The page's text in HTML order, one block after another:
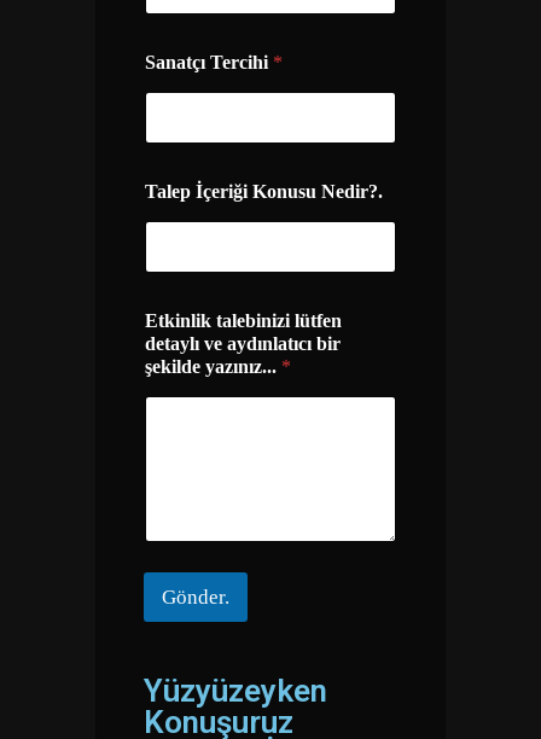
Sanatçı Tercihi *
Talep İçeriği Konusu Nedir?.
Etkinlik talebinizi lütfen
detaylı ve aydınlatıcı bir
şekilde yazınız... *
Gönder.
Yüzyüzeyken
Konuşuruz